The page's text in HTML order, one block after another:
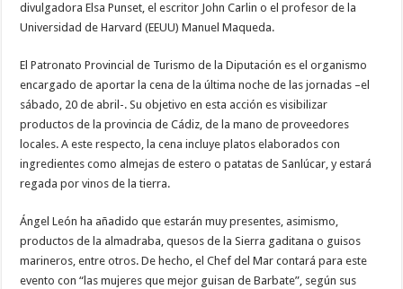
divulgadora Elsa Punset, el escritor John Carlin o el profesor de la
Universidad de Harvard (EEUU) Manuel Maqueda.
El Patronato Provincial de Turismo de la Diputación es el organismo
encargado de aportar la cena de la última noche de las jornadas –el
sábado, 20 de abril-. Su objetivo en esta acción es visibilizar
productos de la provincia de Cádiz, de la mano de proveedores
locales. A este respecto, la cena incluye platos elaborados con
ingredientes como almejas de estero o patatas de Sanlúcar, y estará
regada por vinos de la tierra.
Ángel León ha añadido que estarán muy presentes, asimismo,
productos de la almadraba, quesos de la Sierra gaditana o guisos
marineros, entre otros. De hecho, el Chef del Mar contará para este
evento con “las mujeres que mejor guisan de Barbate”, según sus